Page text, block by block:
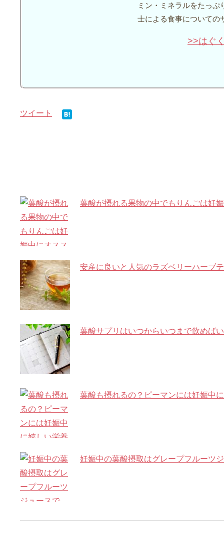
ミン・ミネラルをたっ
士による食事についての
>>はぐ
ツイート
葉酸が摂れる果物の中でもりんごは妊
安産に良いと人気のラズベリーハーブ
葉酸サプリはいつからいつまで飲めば
葉酸も摂れるの？ピーマンには妊娠中
妊娠中の葉酸摂取はグレープフルーツ